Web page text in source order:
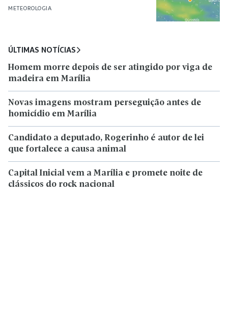
METEOROLOGIA
ÚLTIMAS NOTÍCIAS
Homem morre depois de ser atingido por viga de
madeira em Marília
Novas imagens mostram perseguição antes de
homicídio em Marília
Candidato a deputado, Rogerinho é autor de lei
que fortalece a causa animal
Capital Inicial vem a Marília e promete noite de
clássicos do rock nacional